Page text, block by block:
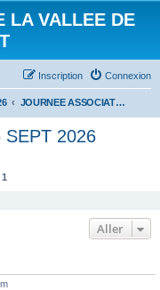
LA VALLEE DE
Connexion
Inscription
JOURNEE ASSOCIATIONS 5 SEPT 2026
SEPT 2026
1
Aller